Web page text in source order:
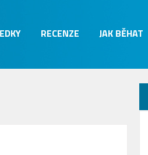
RECENZE JAK BĚHAT